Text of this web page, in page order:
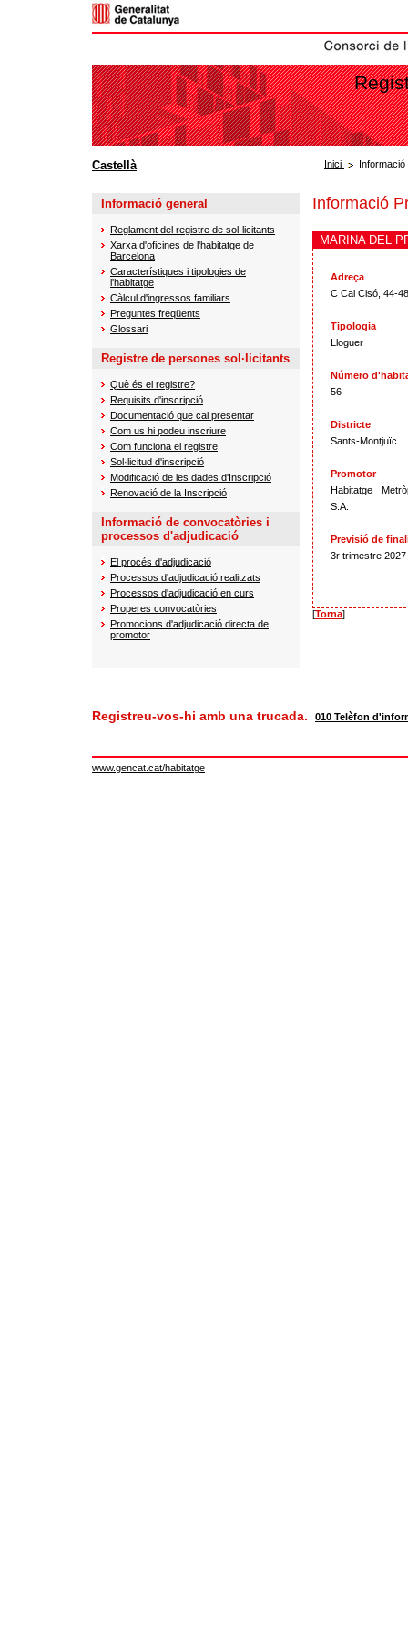
Castellà Inici
Informació general
Reglament del registre de sol·licitants
Xarxa d'oficines de l'habitatge de
Barcelona
Característiques i tipologies de
l'habitatge
Càlcul d'ingressos familiars
Preguntes freqüents
Glossari
Registre de persones sol·licitants
Què és el registre?
Requisits d'inscripció
Documentació que cal presentar
Com us hi podeu inscriure
Com funciona el registre
Sol·licitud d'inscripció
Modificació de les dades d'Inscripció
Renovació de la Inscripció
Informació de convocatòries i
processos d'adjudicació
El procés d'adjudicació
Processos d'adjudicació realitzats
Processos d'adjudicació en curs
Properes convocatòries
Promocions d'adjudicació directa de
promotor
Informació
MARINA DEL
Adreça
C Cal Cisó, 44-48
Tipologia
Lloguer
Número
56
Districte
Sants-Montjuïc
Promotor
Habitatge
S.A.
Previsió de
3r trimestre 2027
[Torna]
Registreu-vos-hi amb una trucada. 010 Telèfon
www.gencat.cat/habitatge